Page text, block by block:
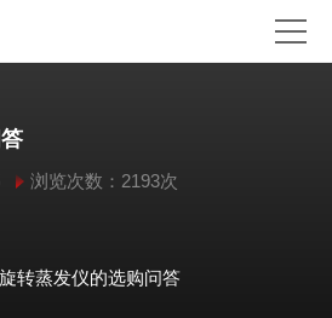
浏览次数：2193次
旋转蒸发仪的选购问答